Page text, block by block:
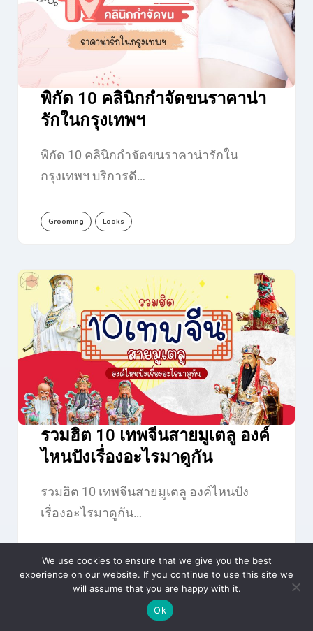
พิกัด 10 คลินิกกำจัดขนราคาน่า
รักในกรุงเทพฯ
พิกัด 10 คลินิกกำจัดขนราคาน่ารักใน
กรุงเทพฯ บริการดี…
Grooming Looks
รวมฮิต 10 เทพจีนสายมูเตลู องค์
ไหนปังเรื่องอะไรมาดูกัน
รวมฮิต 10 เทพจีนสายมูเตลู องค์ไหนปัง
เรื่องอะไรมาดูกัน…
Lifestyle Mutelu
We use cookies to ensure that we give you the best
experience on our website. If you continue to use this site we
will assume that you are happy with it.
Ok